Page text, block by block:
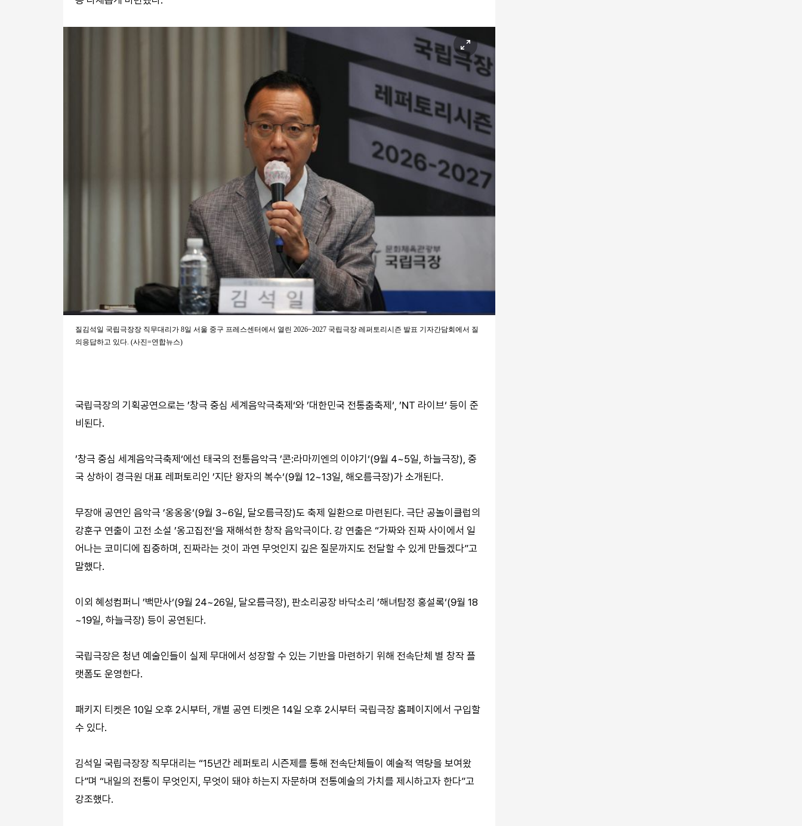
질김석일 국립극장장 직무대리가 8일 서울 중구 프레스센터에서 열린 2026~2027 국립극장 레퍼토리시즌 발표 기자간담회에서 질
의응답하고 있다. (사진=연합뉴스)
국립극장의 기획공연으로는 ’창극 중심 세계음악극축제‘와 ’대한민국 전통춤축제‘, ’NT 라이브‘ 등이 준
비된다.
’창극 중심 세계음악극축제‘에선 태국의 전통음악극 ’콘:라마끼엔의 이야기‘(9월 4~5일, 하늘극장), 중
국 상하이 경극원 대표 레퍼토리인 ’지단 왕자의 복수‘(9월 12~13일, 해오름극장)가 소개된다.
무장애 공연인 음악극 ’옹옹옹‘(9월 3~6일, 달오름극장)도 축제 일환으로 마련된다. 극단 공놀이클럽의
강훈구 연출이 고전 소설 ’옹고집전‘을 재해석한 창작 음악극이다. 강 연출은 “가짜와 진짜 사이에서 일
어나는 코미디에 집중하며, 진짜라는 것이 과연 무엇인지 깊은 질문까지도 전달할 수 있게 만들겠다”고
말했다.
이외 혜성컴퍼니 ’백만사‘(9월 24~26일, 달오름극장), 판소리공장 바닥소리 ’해녀탐정 홍설록‘(9월 18
~19일, 하늘극장) 등이 공연된다.
국립극장은 청년 예술인들이 실제 무대에서 성장할 수 있는 기반을 마련하기 위해 전속단체 별 창작 플
랫폼도 운영한다.
패키지 티켓은 10일 오후 2시부터, 개별 공연 티켓은 14일 오후 2시부터 국립극장 홈페이지에서 구입할
수 있다.
김석일 국립극장장 직무대리는 “15년간 레퍼토리 시즌제를 통해 전속단체들이 예술적 역량을 보여왔
다”며 “내일의 전통이 무엇인지, 무엇이 돼야 하는지 자문하며 전통예술의 가치를 제시하고자 한다”고
강조했다.